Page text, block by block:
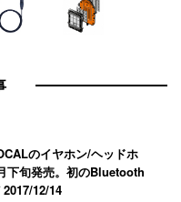
のイヤホン/ヘッドホ
下旬発売。初のBluetooth
2017/12/14